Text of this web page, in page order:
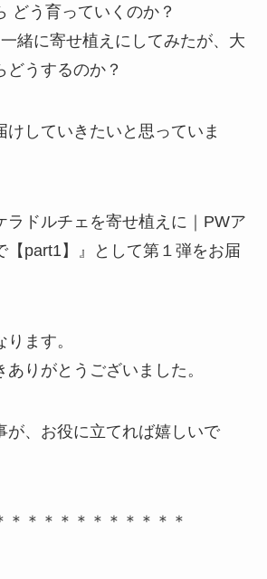
どう育っていくのか？
緒に寄せ植えにしてみたが、大
どうするのか？
けしていきたいと思っていま
ラドルチェを寄せ植えに｜PWア
【part1】』として第１弾をお届
ます。
りがとうございました。
が、お役に立てれば嬉しいで
＊＊＊＊＊＊＊＊＊＊＊